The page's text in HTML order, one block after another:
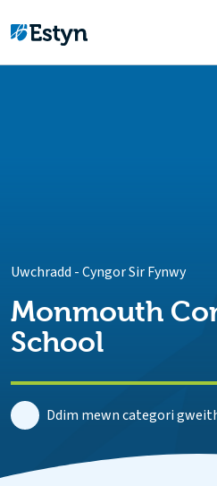
Uwchradd -Cyngor Sir Fynwy
Monmouth
School
Ddim mewn categori